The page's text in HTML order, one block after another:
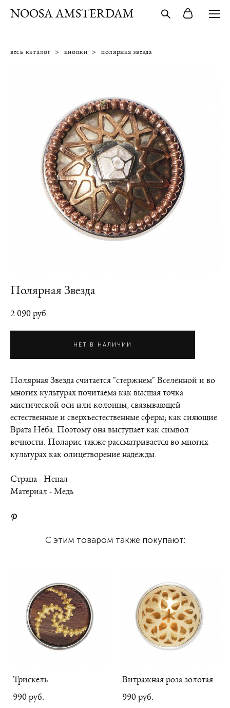
NOOSA AMSTERDAM
весь каталог > кнопки > полярная звезда
Полярная Звезда
2 090 pуб.
НЕТ В НАЛИЧИИ
Полярная Звезда считается "стержнем" Вселенной и во
многих культурах почитаема как высшая точка
мистической оси или колонны, связывающей
естественные и сверхъестественные сферы; как сияющие
Врата Неба. Поэтому она выступает как символ
вечности. Поларис также рассматривается во многих
культурах как олицетворение надежды.
Страна - Непал
Материал - Медь
С этим товаром также покупают:
Трискель
990 pуб.
Витражная роза золотая
990 pуб.